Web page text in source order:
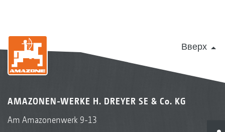
Вверх
AMAZONEN-WERKE H. DREYER SE & Co. KG
Am Amazonenwerk 9-13